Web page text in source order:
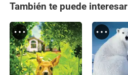
También te puede interesar